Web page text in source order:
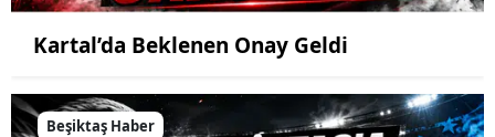
Kartal’da Beklenen Onay Geldi
Beşiktaş Haber